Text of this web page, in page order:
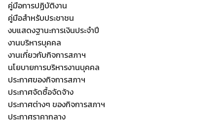
คู่มือการปฏิบัติงาน
คู่มือสำหรับประชาชน
งบแสดงฐานะการเงินประจำปี
งานบริหารบุคคล
งานเกี่ยวกับกิจการสภาฯ
นโยบายการบริหารงานบุคคล
ประกาศของกิจการสภาฯ
ประกาศจัดซื้อจัดจ้าง
ประกาศต่างๆ ของกิจการสภาฯ
ประกาศราคากลาง